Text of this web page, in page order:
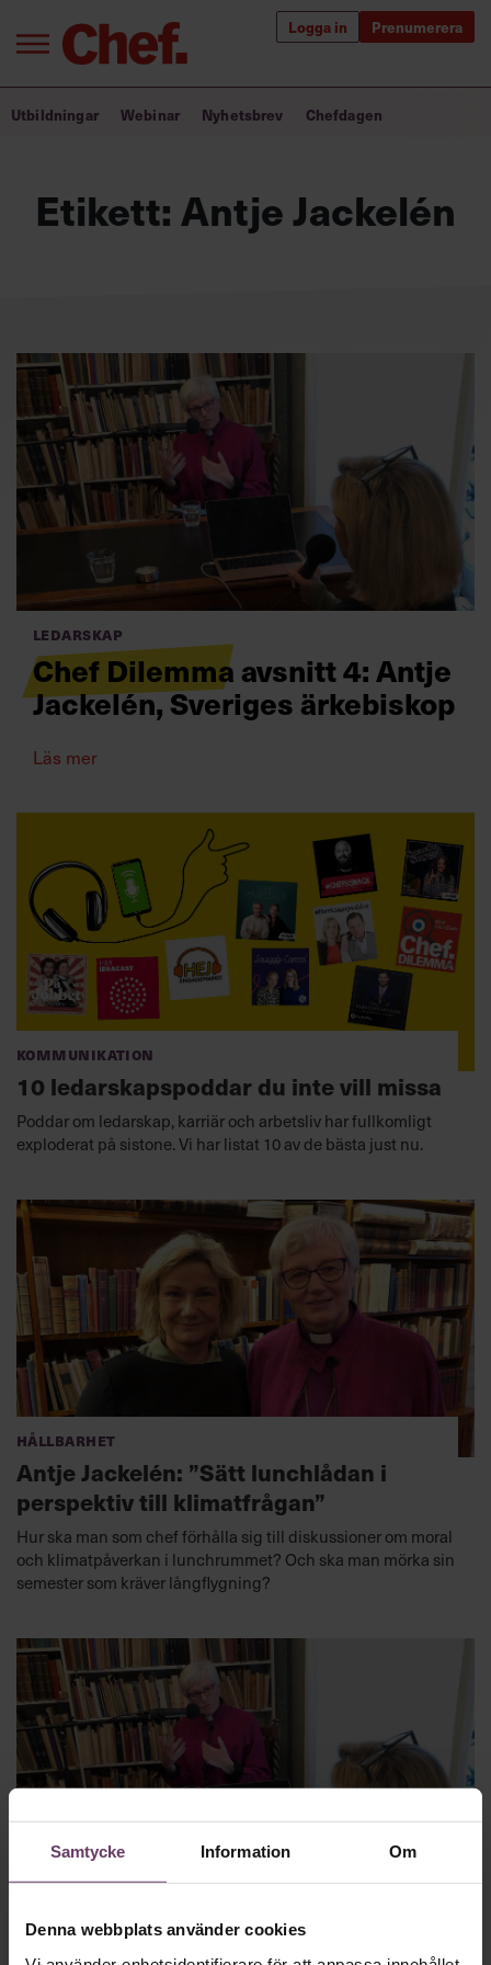
Samtycke Information Om
Denna webbplats använder cookies
Logga in Prenumerera
Logga in
Prenumerera
Annonsera
Om oss
Kontakta oss
Kundservice
Villkor och policy för
personuppgiftsbehandling
Sök
Bra ledare förändrar världen
Utbildning för ledare
Utbildningar Webinar Nyhetsbrev Chefdagen
Etikett:Antje Jackelén
Ledarskap
Chef Dilemma avsnitt 4: Antje
Jackelén, Sveriges ärkebiskop
Läs mer
Kommunikation
10 ledarskapspoddar du inte vill missa
Poddar om ledarskap, karriär och arbetsliv har fullkomligt
exploderat på sistone. Vi har listat 10 av de bästa just nu.
Hållbarhet
Antje Jackelén: ”Sätt lunchlådan i
perspektiv till klimatfrågan”
Hur ska man som chef förhålla sig till diskussioner om moral
och klimatpåverkan i lunchrummet? Och ska man mörka sin
semester som kräver långflygning?
Beslutsfattande
chef till ledare”